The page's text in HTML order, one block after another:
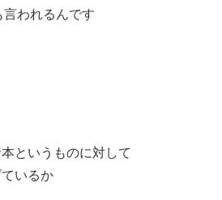
われるんです
というものに対して
いるか